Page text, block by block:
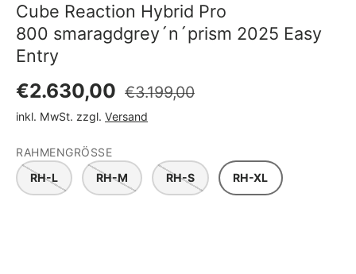
Cube Reaction Hybrid Pro
800 smaragdgrey´n´prism 2025 Easy
Entry
Verkaufspreis
€2.630,00 Normaler Preis
€3.199,00
inkl. MwSt. zzgl. Versand
RAHMENGRÖSSE
RH-L
RH-M RH-S RH-XL